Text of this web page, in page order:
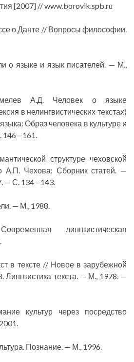
[2007] // www.borovik.spb.ru
о Данте // Вопросы философии.
о языке и язык писателей. — М.,
А.Д. Человек о языке
в нелингвистических текстах)
Образ человека в культуре и
146—161.
структуре чеховской
А.П. Чехова: Сборник статей. —
— С. 134—143.
— М., 1988.
лингвистическая
в тексте // Новое в зарубежной
Лингвистика текста. — М., 1978. —
культур через посредство
Познание. — М., 1996.